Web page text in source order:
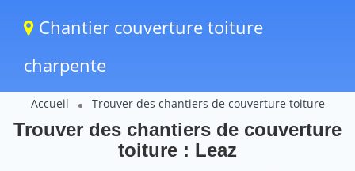
Chantier couverture toiture
charpente
Accueil Trouver des chantiers de couverture toiture
Trouver des chantiers de couverture
toiture : Leaz